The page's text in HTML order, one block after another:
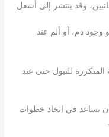
وقد ينتشر إلى أسفل
وجود دم، أو ألم عند
للتبول حتى عند
يساعد في اتخاذ خطوات